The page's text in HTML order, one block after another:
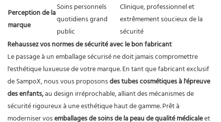
Perception de la
marque
Soins personnels
quotidiens grand
public
Clinique, professionnel et
extrêmement soucieux de la
sécurité
Rehaussez vos normes de sécurité avec le bon fabricant
Le passage à un emballage sécurisé ne doit jamais compromettre
l'esthétique luxueuse de votre marque. En tant que fabricant exclusif
de SampoX, nous vous proposonsdes tubes cosmétiques à l'épreuve
des enfants,au design irréprochable, alliant des mécanismes de
sécurité rigoureux à une esthétique haut de gamme. Prêt à
moderniser vosemballages de soins de la peau de qualité médicaleet